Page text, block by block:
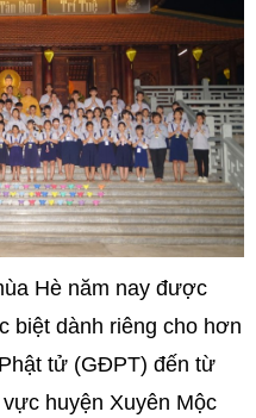
Hè năm nay được
biệt dành riêng cho hơn
tử (GĐPT) đến từ
huyện Xuyên Mộc